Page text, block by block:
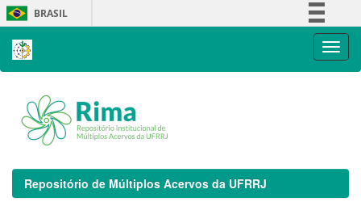
Skip
navigation
BRASIL
Repositório de Múltiplos Acervos da UFRRJ